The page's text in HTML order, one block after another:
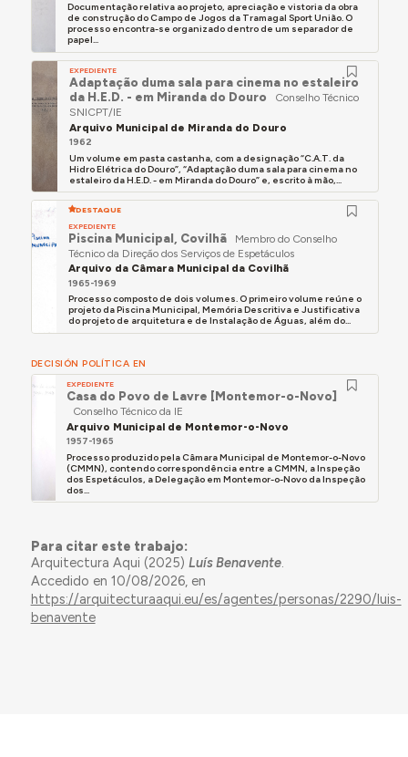
Documentação relativa ao projeto, apreciação e vistoria da obra
de construção do Campo de Jogos da Tramagal Sport União. O
processo encontra-se organizado dentro de um separador de
papel...
EXPEDIENTE
Adaptação duma sala para cinema no estaleiro
da H.E.D. - em Miranda do Douro
Conselho Técnico
SNICPT/IE
Arquivo Municipal de Miranda do Douro
1962
Um volume em pasta castanha, com a designação “C.A.T. da
Hidro Elétrica do Douro”, “Adaptação duma sala para cinema no
estaleiro da H.E.D. - em Miranda do Douro” e, escrito à mão,...
DESTAQUE
EXPEDIENTE
Piscina Municipal, Covilhã
Membro do Conselho
Técnico da Direção dos Serviços de Espetáculos
Arquivo da Câmara Municipal da Covilhã
1965-1969
Processo composto de dois volumes. O primeiro volume reúne o
projeto da Piscina Municipal, Memória Descritiva e Justificativa
do projeto de arquitetura e de Instalação de Águas, além do...
DECISIÓN POLÍTICA EN
EXPEDIENTE
Casa do Povo de Lavre [Montemor-o-Novo]
Conselho Técnico da IE
Arquivo Municipal de Montemor-o-Novo
1957-1965
Processo produzido pela Câmara Municipal de Montemor-o-Novo
(CMMN), contendo correspondência entre a CMMN, a Inspeção
dos Espetáculos, a Delegação em Montemor-o-Novo da Inspeção
dos...
Para citar este trabajo:
Arquitectura Aqui (2025) Luís Benavente.
Accedido en 10/08/2026, en
https://arquitecturaaqui.eu/es/agentes/personas/2290/luis-
benavente